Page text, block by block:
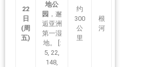
22
日
(周
五)
地公
园 ，邂
逅亚洲
第一湿
地。 [:
5, 22,
148,
约
300
公
里
根
河